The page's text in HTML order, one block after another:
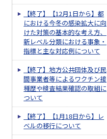
【終了】【12月1日から】都
における今冬の感染拡大に向
けた対策の基本的な考え方、
新レベル分類における事象・
指標と主な対応例について
【終了】地方公共団体及び民
間事業者等によるワクチン接
種歴や検査結果確認の取組に
ついて
【終了】【1月18日から】レ
ベルの移行について